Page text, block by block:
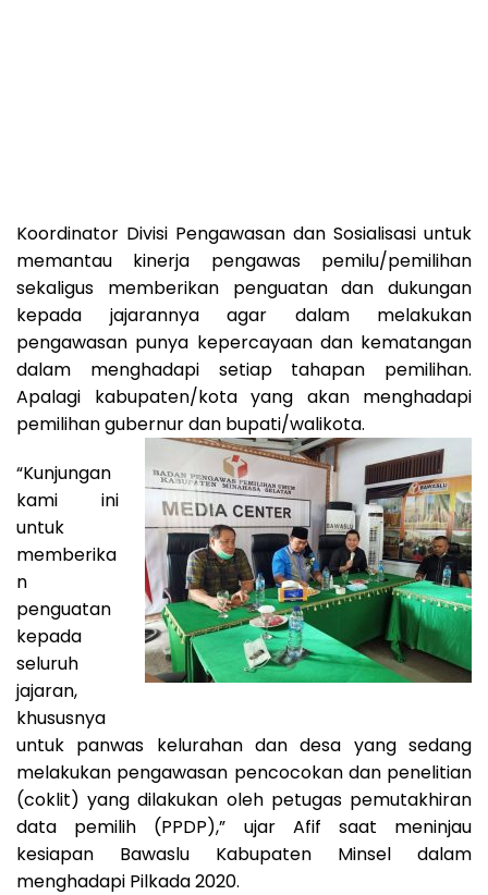
Koordinator Divisi Pengawasan dan Sosialisasi untuk
memantau kinerja pengawas pemilu/pemilihan
sekaligus memberikan penguatan dan dukungan
kepada jajarannya agar dalam melakukan
pengawasan punya kepercayaan dan kematangan
dalam menghadapi setiap tahapan pemilihan.
Apalagi kabupaten/kota yang akan menghadapi
pemilihan gubernur dan bupati/walikota.
“Kunjungan
kami ini
untuk
memberika
n
penguatan
kepada
seluruh
jajaran,
khususnya
untuk panwas kelurahan dan desa yang sedang
melakukan pengawasan pencocokan dan penelitian
(coklit) yang dilakukan oleh petugas pemutakhiran
data pemilih (PPDP),” ujar Afif saat meninjau
kesiapan Bawaslu Kabupaten Minsel dalam
menghadapi Pilkada 2020.